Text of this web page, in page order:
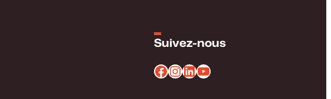
Suivez-nous
Facebook InstagramLinkedIn YouTube